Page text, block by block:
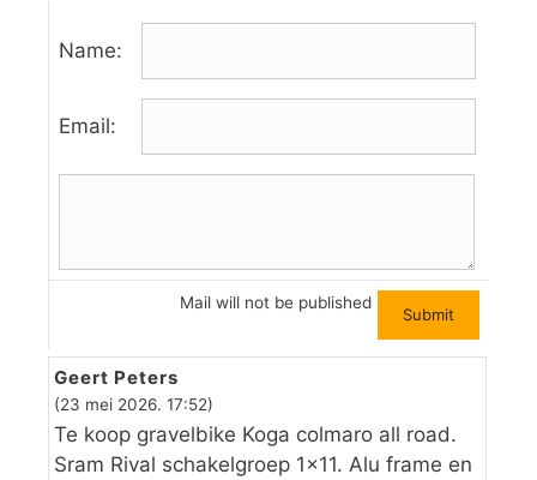
Name:
Email:
Mail will not be published
Geert Peters
(23 mei 2026. 17:52)
Te koop gravelbike Koga colmaro all road.
Sram Rival schakelgroep 1×11. Alu frame en